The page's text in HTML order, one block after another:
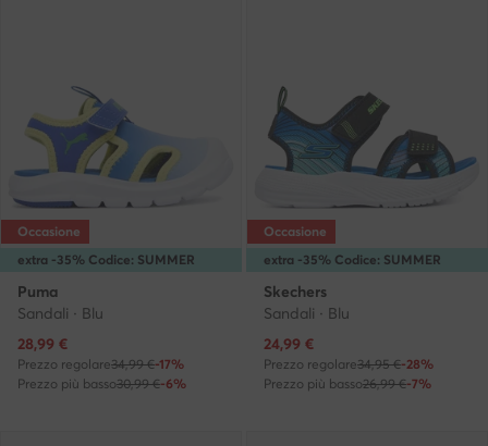
extra -35% Codice: SUMMER
Occasione
Puma
Sandali · Blu
Prezzo attuale
28,99 €
Prezzo regolare34,99 €-17%
Prezzo più basso30,99 €-6%
extra -35% Codice: SUMMER
Occasione
Skechers
Sandali · Blu
Prezzo attuale
24,99 €
Prezzo regolare34,95 €-28%
Prezzo più basso26,99 €-7%